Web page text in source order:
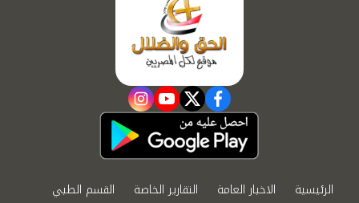
facebook
twitter
youtube
instagram
الرئيسية الاخبار العامة التقارير الخاصة القسم الطبي